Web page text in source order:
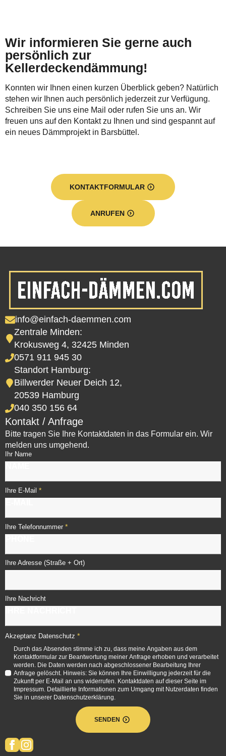
Wir informieren Sie gerne auch
persönlich zur
Kellerdeckendämmung!
Konnten wir Ihnen einen kurzen Überblick geben? Natürlich
stehen wir Ihnen auch persönlich jederzeit zur Verfügung.
Schreiben Sie uns eine Mail oder rufen Sie uns an. Wir
freuen uns auf den Kontakt zu Ihnen und sind gespannt auf
ein neues Dämmprojekt in Barsbüttel.
KONTAKTFORMULAR
ANRUFEN
info@einfach-daemmen.com
Zentrale Minden:
Krokusweg 4, 32425 Minden
0571 911 945 30
Standort Hamburg:
Billwerder Neuer Deich 12,
20539 Hamburg
040 350 156 64
Kontakt / Anfrage
Bitte tragen Sie Ihre Kontaktdaten in das Formular ein. Wir
melden uns umgehend.
Ihr Name
Ihre E-Mail *
Ihre Telefonnummer *
Ihre Adresse (Straße + Ort)
Ihre Nachricht
Akzeptanz Datenschutz *
Durch das Absenden stimme ich zu, dass meine Angaben aus dem
Kontaktformular zur Beantwortung meiner Anfrage erhoben und verarbeitet
werden. Die Daten werden nach abgeschlossener Bearbeitung Ihrer
Anfrage gelöscht. Hinweis: Sie können Ihre Einwilligung jederzeit für die
Zukunft per E-Mail an uns widerrufen. Kontaktdaten auf dieser Seite im
Impressum. Detaillierte Informationen zum Umgang mit Nutzerdaten finden
Sie in unserer Datenschutzerklärung.
SENDEN